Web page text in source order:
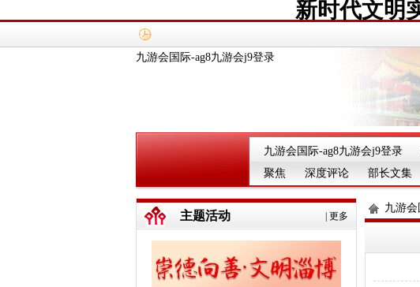
新时代文明
九游会国际-ag8九游会j9登录
九游会国际-ag8九游会j9登录
聚焦
深度评论 部长文集
更多
主题活动
九游